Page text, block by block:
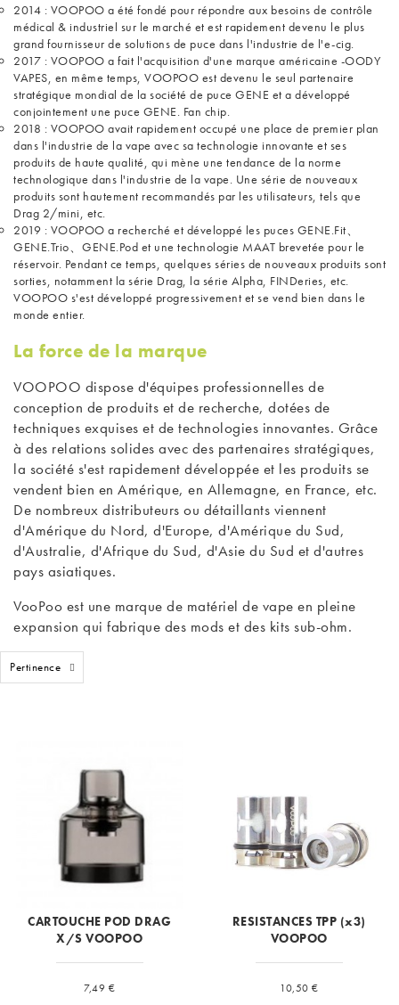
2014 : VOOPOO a été fondé pour répondre aux besoins de contrôle
médical & industriel sur le marché et est rapidement devenu le plus
grand fournisseur de solutions de puce dans l'industrie de l'e-cig.
2017 : VOOPOO a fait l'acquisition d'une marque américaine -OODY
VAPES, en même temps, VOOPOO est devenu le seul partenaire
stratégique mondial de la société de puce GENE et a développé
conjointement une puce GENE. Fan chip.
2018 : VOOPOO avait rapidement occupé une place de premier plan
dans l'industrie de la vape avec sa technologie innovante et ses
produits de haute qualité, qui mène une tendance de la norme
technologique dans l'industrie de la vape. Une série de nouveaux
produits sont hautement recommandés par les utilisateurs, tels que
Drag 2/mini, etc.
2019 : VOOPOO a recherché et développé les puces GENE.Fit、
GENE.Trio、GENE.Pod et une technologie MAAT brevetée pour le
réservoir. Pendant ce temps, quelques séries de nouveaux produits sont
sorties, notamment la série Drag, la série Alpha, FINDeries, etc.
VOOPOO s'est développé progressivement et se vend bien dans le
monde entier.
La force de la marque
VOOPOO dispose d'équipes professionnelles de
conception de produits et de recherche, dotées de
techniques exquises et de technologies innovantes. Grâce
à des relations solides avec des partenaires stratégiques,
la société s'est rapidement développée et les produits se
vendent bien en Amérique, en Allemagne, en France, etc.
De nombreux distributeurs ou détaillants viennent
d'Amérique du Nord, d'Europe, d'Amérique du Sud,
d'Australie, d'Afrique du Sud, d'Asie du Sud et d'autres
pays asiatiques.
VooPoo est une marque de matériel de vape en pleine
expansion qui fabrique des mods et des kits sub-ohm.
Pertinence
CARTOUCHE POD DRAG
X/S VOOPOO
Prix
7,49 €
RESISTANCES TPP (x3)
VOOPOO
Prix
10,50 €